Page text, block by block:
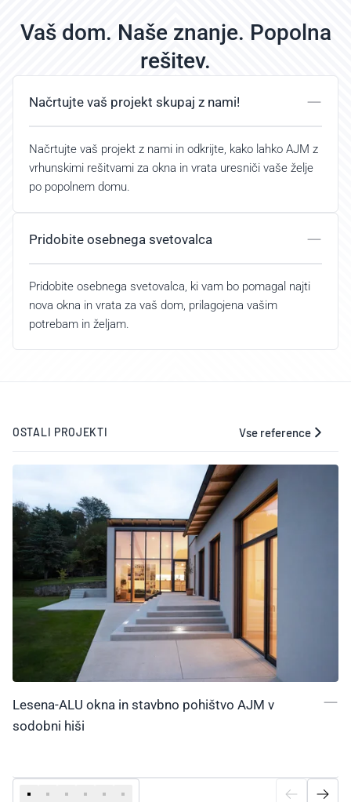
Vaš dom. Naše znanje. Popolna
rešitev.
Načrtujte vaš projekt skupaj z nami!
Načrtujte vaš projekt z nami in odkrijte, kako lahko AJM z
vrhunskimi rešitvami za okna in vrata uresniči vaše želje
po popolnem domu.
Pridobite osebnega svetovalca
Pridobite osebnega svetovalca, ki vam bo pomagal najti
nova okna in vrata za vaš dom, prilagojena vašim
potrebam in željam.
OSTALI PROJEKTI Vse reference
Lesena-ALU okna in stavbno pohištvo AJM v
sodobni hiši